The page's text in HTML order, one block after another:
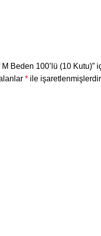
Beden 100’lü (10
* ile işaretlenmişlerdir